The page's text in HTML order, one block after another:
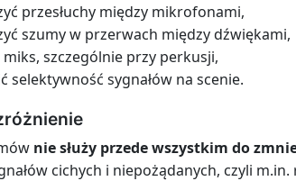
przesłuchy między mikrofonami,
szumy w przerwach między dźwiękami,
miks, szczególnie przy perkusji,
selektywność sygnałów na scenie.
nie służy przede wszystkim do
cichych i niepożądanych, czyli